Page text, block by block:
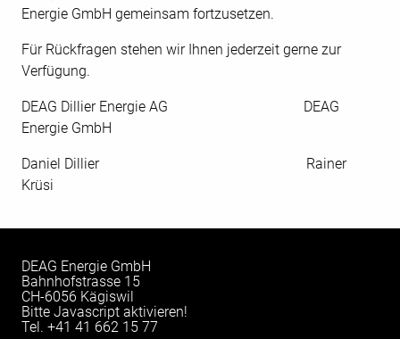
Energie GmbH gemeinsam fortzusetzen.
Für Rückfragen stehen wir Ihnen jederzeit gerne zur
Verfügung.
DEAG Dillier Energie AG DEAG
Energie GmbH
Daniel Dillier Rainer
Krüsi
DEAG Energie GmbH
Bahnhofstrasse 15
CH-6056 Kägiswil
Bitte Javascript aktivieren!
Tel. +41 41 662 15 77